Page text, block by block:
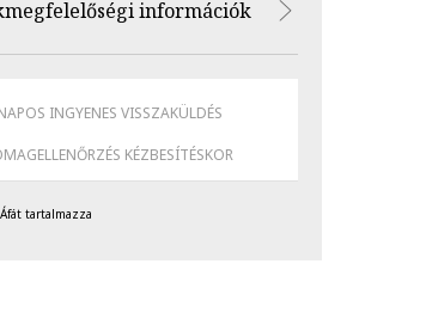
információk
INGYENES VISSZAKÜLDÉS
KÉZBESÍTÉSKOR
tartalmazza